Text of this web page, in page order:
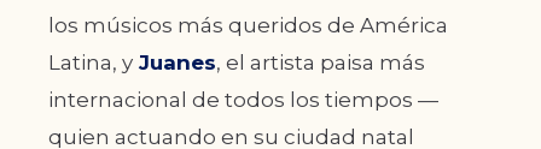
los músicos más queridos de América
Latina, y Juanes, el artista paisa más
internacional de todos los tiempos —
quien actuando en su ciudad natal